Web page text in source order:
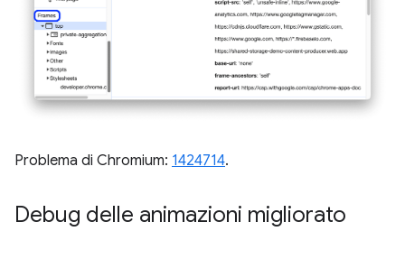
Problema di Chromium: 1424714.
Debug delle animazioni migliorato